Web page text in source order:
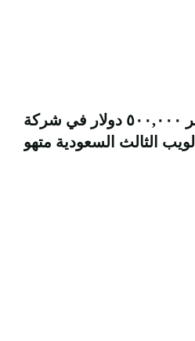
آدافيرس تستثمر ٥٠٠,٠٠٠ دولار في شركة
الويب الثالث السعودية متهو